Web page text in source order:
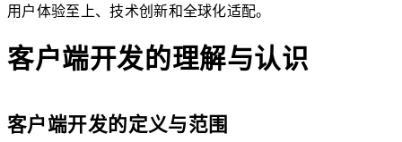
用户体验至上、技术创新和全球化适配。
客户端开发的理解与认识
客户端开发的定义与范围